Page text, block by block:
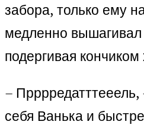
забора, только ему
медленно
подергивая кончиком
–
себя Ванька и